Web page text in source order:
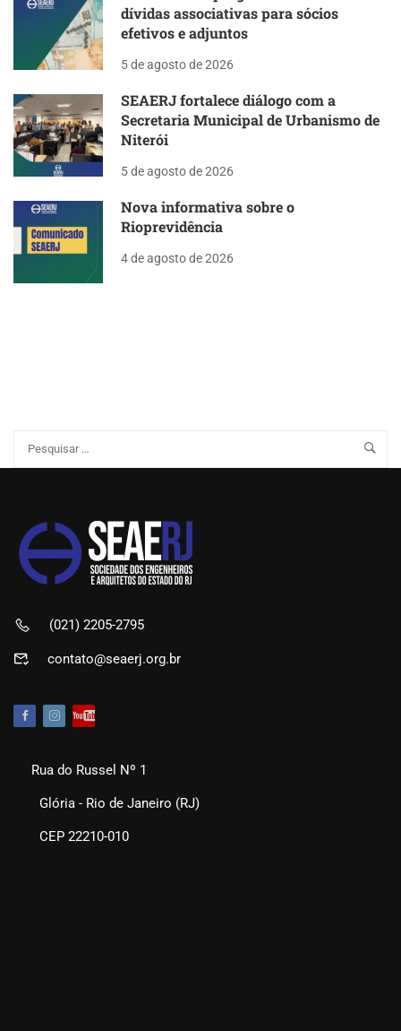
dívidas associativas para sócios
efetivos e adjuntos
5 de agosto de 2026
SEAERJ fortalece diálogo com a
Secretaria Municipal de Urbanismo de
Niterói
5 de agosto de 2026
Nova informativa sobre o
Rioprevidência
4 de agosto de 2026
(021) 2205-2795
contato@seaerj.org.br
Rua do Russel Nº 1
Glória - Rio de Janeiro (RJ)
CEP 22210-010